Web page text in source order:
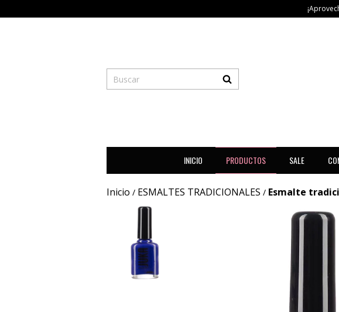
INICIO PRODUCTOS SALE
Inicio / ESMALTES TRADICIONALES / Esmalte